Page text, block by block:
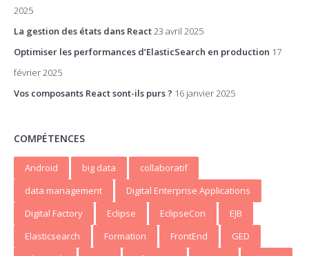
2025
La gestion des états dans React23 avril 2025
Optimiser les performances d’ElasticSearch en production 17
février 2025
Vos composants React sont-ils purs ? 16 janvier 2025
COMPÉTENCES
Android big data
collaboratif
data management
Digital Enterprise Applications
Digital Factory
Eclipse EclipseCon
EJB
Elasticsearch
Formation FrontEnd
GED